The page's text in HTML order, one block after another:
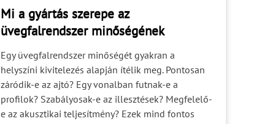
Mi a gyártás szerepe az
üvegfalrendszer minőségének
biztosításában?
Egy üvegfalrendszer minőségét gyakran a
helyszíni kivitelezés alapján ítélik meg. Pontosan
záródik-e az ajtó? Egy vonalban futnak-e a
profilok? Szabályosak-e az illesztések? Megfelelő-
e az akusztikai teljesítmény? Ezek mind fontos